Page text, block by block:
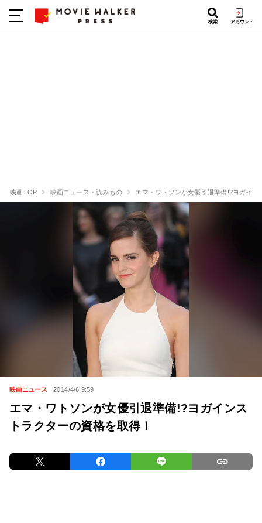
検索 アカウント
映画TOP 映画ニュース・読みもの エマ・ワトソンが女優引退準備!?ヨガイ
映画ニュース 2014/4/6 9:59
エマ・ワトソンが女優引退準備!?ヨガインス
トラクターの資格を取得！